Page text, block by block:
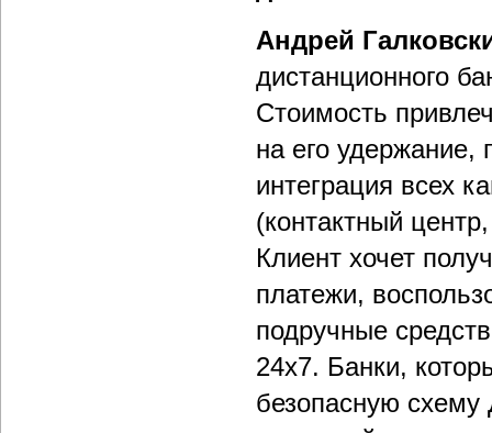
Андрей
дистанционного
Стоимость
на его удержание,
интеграция всех
(контактный
Клиент хочет
платежи,
подручные
24х7. Банки,
безопасную